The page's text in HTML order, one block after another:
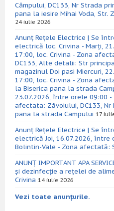
Câmpului, DC133, Nr Strada
pana la iesire Mihai Voda, Str.
24 iulie 2026
Anunț Rețele Electrice | Se
electrică loc. Crivina - Marți,
17:00, loc. Crivina - Zona
DC133, Alte detalii: Str
magazinul Doi pasi Miercuri,
17:00, loc. Crivina - Zona
la Biserica pana la strada
23.07.2026, între orele 09:00 -
afectata: Zăvoiului, DC133,
pana la strada Campului 17
Anunț Rețele Electrice | Se
electrică Joi, 16.07.2026, între
Bolintin-Vale - Zona afectată:
ANUNȚ IMPORTANT APA
și dezinfecție a rețelei de
Crivina 14 iulie 2026
Vezi toate anunțurile.